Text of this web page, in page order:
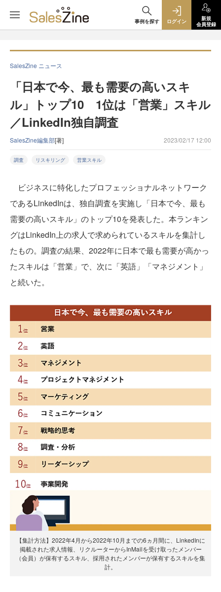
事例を探す ログイン
新規
会員登録
SalesZine ニュース
「日本で今、最も需要の高いスキ
ル」トップ10 1位は「営業」スキル
／LinkedIn独自調査
SalesZine編集部[著] 2023/02/17 12:00
調査 リスキリング 営業スキル
ビジネスに特化したプロフェッショナルネットワーク
であるLinkedInは、独自調査を実施し「日本で今、最も
需要の高いスキル」のトップ10を発表した。本ランキン
グはLinkedIn上の求人で求められているスキルを集計し
たもの。調査の結果、2022年に日本で最も需要が高かっ
たスキルは「営業」で、次に「英語」「マネジメント」
と続いた。
【集計方法】2022年4月から2022年10月までの6ヵ月間に、LinkedInに
掲載された求人情報、リクルーターからInMailを受け取ったメンバー
（会員）が保有するスキル、採用されたメンバーが保有するスキルを集
計。